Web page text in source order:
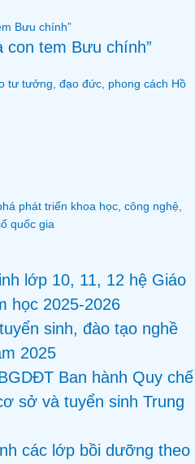
con tem Bưu chính”
lớp 10, 11, 12 hệ Giáo
học 2025-2026
sinh, đào tạo nghề
2025
Ban hành Quy chế
sở và tuyển sinh Trung
các lớp bồi dưỡng theo